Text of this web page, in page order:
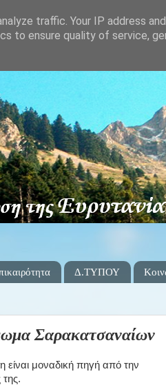
Δ.ΤΥΠΟΥ
Σαρακατσαναίων
μοναδική πηγή από την
traffic. Your IP address
to ensure quality of service,